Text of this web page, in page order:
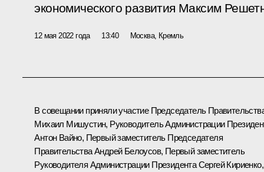
экономического развития Максим
12 мая 2022 года 13:40 Москва, Кремль
В совещании приняли участие Председатель
Михаил Мишустин, Руководитель Администрации
Антон Вайно, Первый заместитель Председателя
ПравительстваАндрей Белоусов, Первый заместитель
Руководителя Администрации ПрезидентаСергей Кириенко,